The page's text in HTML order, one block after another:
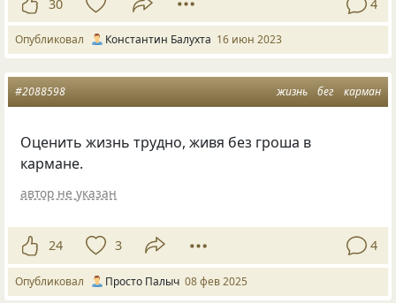
30 4
Опубликовал Константин Балухта 16 июн 2023
жизнь бег карман
#2088598
Оценить жизнь трудно, живя без гроша в
кармане.
автор не указан
24 3 4
Опубликовал Просто Палыч 08 фев 2025